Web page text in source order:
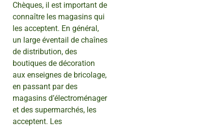
Chèques, il est important de
connaître les magasins qui
les acceptent. En général,
un large éventail de chaînes
de distribution, des
boutiques de décoration
aux enseignes de bricolage,
en passant par des
magasins d’électroménager
et des supermarchés, les
acceptent. Les